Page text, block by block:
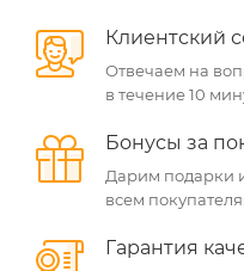
Клиентский
Отвечаем на
в течение 10
Бонусы за
Дарим подарки
всем
Гарантия